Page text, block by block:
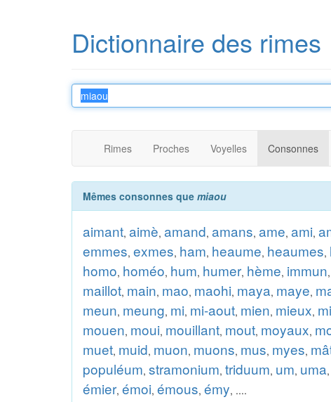
Dictionnaire des rimes
Rimes Proches Voyelles Consonnes
Mêmes consonnes que miaou
aimant, aimè, amand, amans, ame, ami,
emmes, exmes, ham, heaume, heaumes,
homo, homéo, hum, humer, hème, immun,
maillot, main, mao, maohi, maya, maye,
meun, meung, mi, mi-aout, mien, mieux,
mouen, moui, mouillant, mout, moyaux,
muet, muid, muon, muons, mus, myes,
populéum, stramonium, triduum, um, uma,
émier, émoi, émous, émy, ....